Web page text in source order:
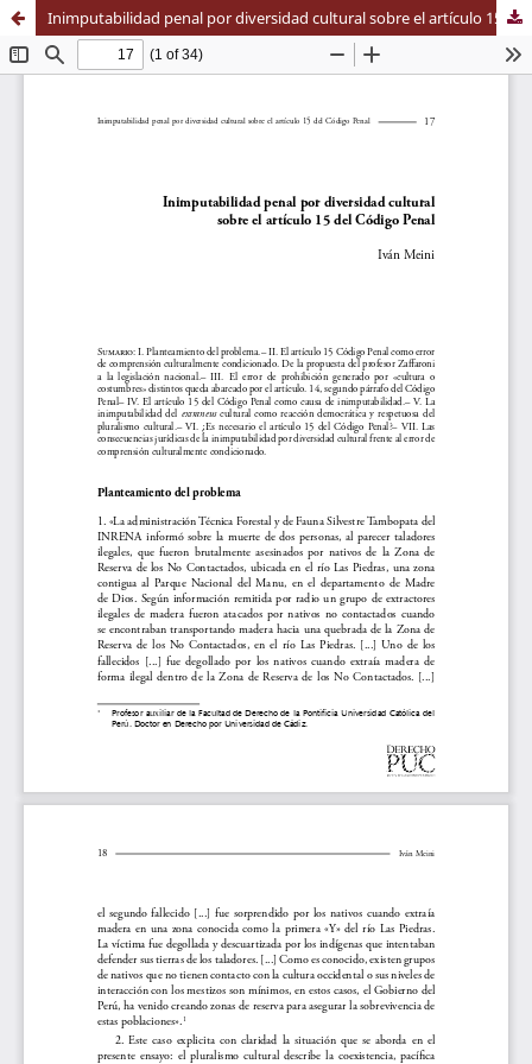
Inimputabilidad penal por diversidad cultural sobre el artículo 15 del Código Penal